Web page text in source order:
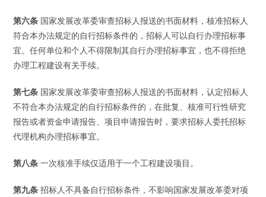
第六条 国家发展改革委审查招标人报送的书面材料，核准招标人
符合本办法规定的自行招标条件的，招标人可以自行办理招标事
宜。任何单位和个人不得限制其自行办理招标事宜，也不得拒绝
办理工程建设有关手续。
第七条 国家发展改革委审查招标人报送的书面材料，认定招标人
不符合本办法规定的自行招标条件的，在批复、核准可行性研究
报告或者资金申请报告、项目申请报告时，要求招标人委托招标
代理机构办理招标事宜。
第八条 一次核准手续仅适用于一个工程建设项目。
第九条 招标人不具备自行招标条件，不影响国家发展改革委对项